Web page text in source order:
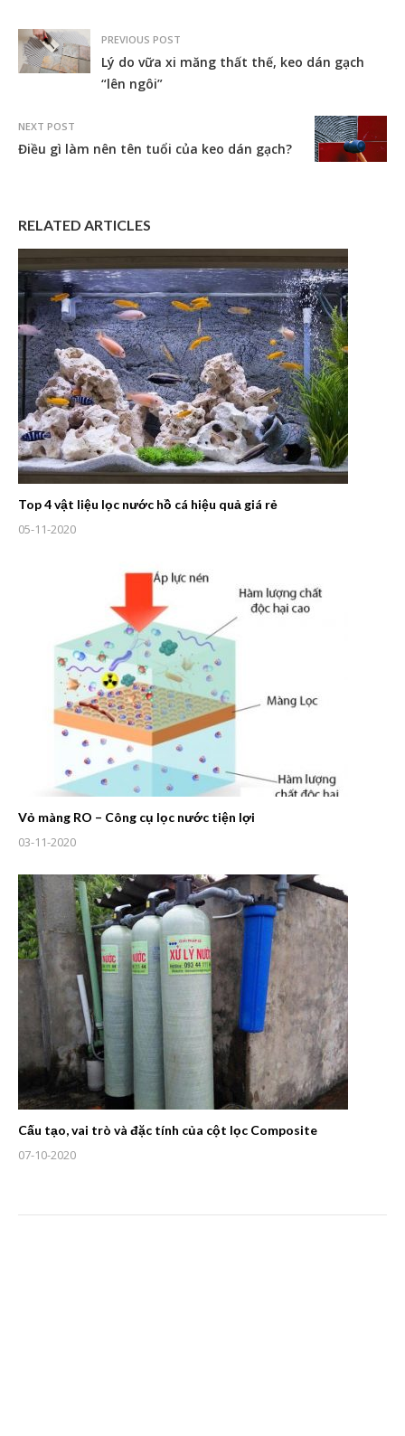
PREVIOUS POST
Lý do vữa xi măng thất thế, keo dán gạch
“lên ngôi”
NEXT POST
Điều gì làm nên tên tuổi của keo dán gạch?
RELATED ARTICLES
Top 4 vật liệu lọc nước hồ cá hiệu quả giá rẻ
05-11-2020
Vỏ màng RO – Công cụ lọc nước tiện lợi
03-11-2020
Cấu tạo, vai trò và đặc tính của cột lọc Composite
07-10-2020